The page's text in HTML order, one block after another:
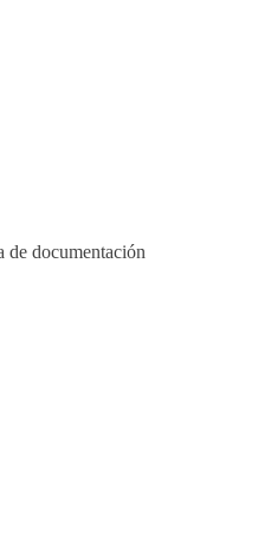
de documentación